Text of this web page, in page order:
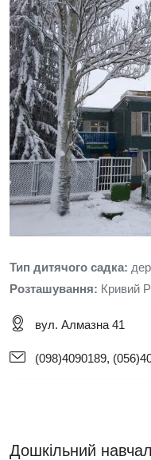
Тип дитячого садка:
Розташування: Кривий
вул. Алмазна 41
(098)4090189,
Дошкільний